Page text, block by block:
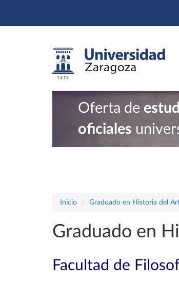
Oferta de
oficiales
Inicio Graduado en Historia del
Graduado en
Facultad de